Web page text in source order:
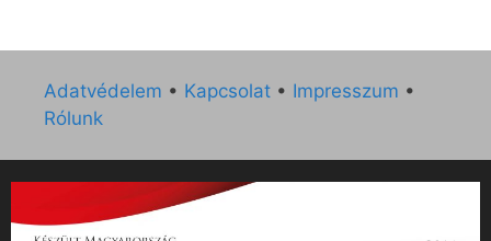
Adatvédelem • Kapcsolat • Impresszum •
Rólunk